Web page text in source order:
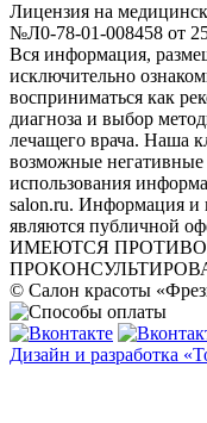
Лицензия на
№Л0-78-01-008458 от
Вся информация,
исключительно
восприниматься как
диагноза и выбор
лечащего врача. Наша
возможные негативные
использования
salon.ru. Информация и
являются публичной
ИМЕЮТСЯ
© Салон красоты
Дизайн и разработка